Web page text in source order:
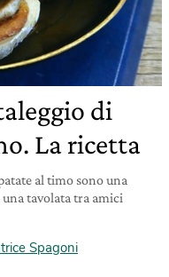
di
La ricetta
al timo sono una
tavolata tra amici
Spagoni